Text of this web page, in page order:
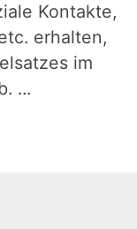
Kontakte,
erhalten,
im
...